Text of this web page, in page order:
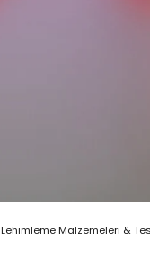
Lehimleme Malzemeleri &